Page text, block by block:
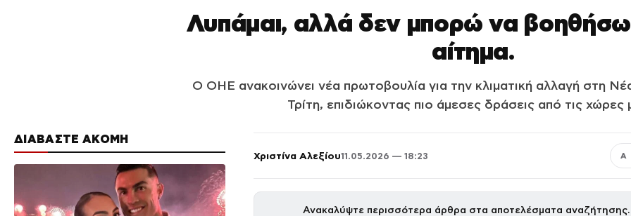
Λυπάμαι, αλλά δεν μπορώ να
αίτημα.
Ο ΟΗΕ ανακοινώνει νέα πρωτοβουλία για την κλιματική αλλαγή στη
Τρίτη, επιδιώκοντας πιο άμεσες δράσεις από τις χώρες
ΔΙΑΒΑΣΤΕ ΑΚΟΜΗ
Χριστίνα Αλεξίου11.05.2026 — 18:23 Α
Ανακαλύψτε περισσότερα άρθρα στα αποτελέσματα αναζήτησης.